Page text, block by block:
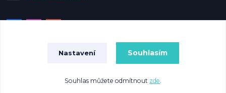
Vytvořeno na
Eshop-rychle.cz
Nastavení Souhlasím
Souhlas můžete odmítnout zde